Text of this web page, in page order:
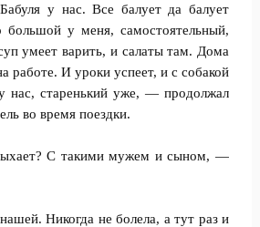
у нас. Все балует да балует
большой у меня, самостоятельный,
умеет варить, и салаты там. Дома
работе. И уроки успеет, и с собакой
нас, старенький уже, — продолжал
во время поездки.
С такими мужем и сыном, —
Никогда не болела, а тут раз и